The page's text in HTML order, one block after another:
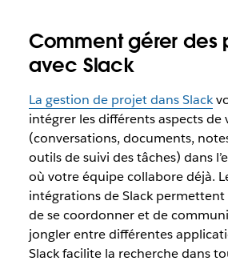
Comment gérer des
avec Slack
La gestion de projet dans Slack
intégrer les différents aspects de
(conversations, documents,
outils de suivi des tâches) dans
où votre équipe collabore déjà.
intégrations de Slack
de se coordonner et de
jongler entre différentes
Slack facilite la recherche dans